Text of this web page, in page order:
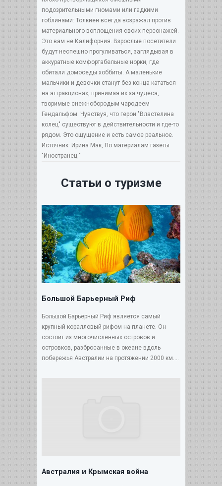
подозрительными гномами или гадкими
гоблинами: Толкиен всегда возражал против
материального воплощения своих персонажей.
Это вам не Калифорния. Взрослые посетители
будут неспешно прогуливаться, заглядывая в
аккуратные комфортабельные норки, где
обитали домоседы хоббиты. А маленькие
мальчики и девочки станут без конца кататься
на аттракционах, принимая их за чудеса,
творимые снежнобородым чародеем
Гендальфом. Чувствуя, что герои "Властелина
колец" существуют в действительности и где-то
рядом. Это ощущение и есть самое реальное.
Источник: Ирина Мак, По материалам газеты
"Иностpанец "
Статьи о туризме
Большой Барьерный Риф
Большой Барьерный Риф является самый
крупный коралловый рифом на планете. Он
состоит из многочисленных островов и
островков, разбросанные в океане вдоль
побережья Австралии на протяжении 2000 км....
Австралия и Крымская война